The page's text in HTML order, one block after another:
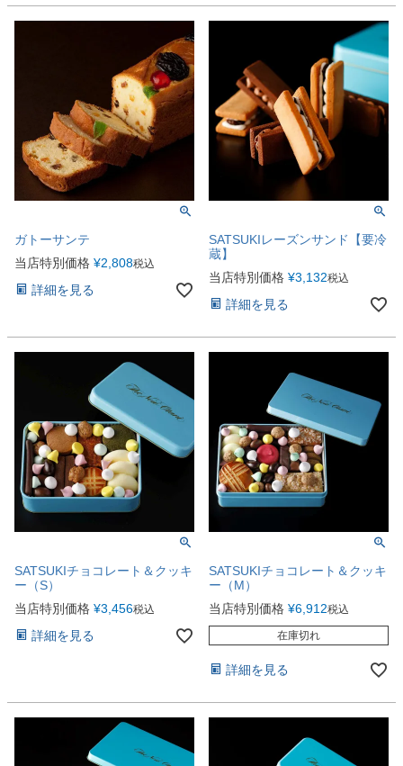
ガトーサンテ
当店特別価格 ¥2,808税込
詳細を見る
SATSUKIレーズンサンド【要冷
蔵】
当店特別価格 ¥3,132税込
詳細を見る
SATSUKIチョコレート＆クッキ
ー（S）
当店特別価格 ¥3,456税込
詳細を見る
SATSUKIチョコレート＆クッキ
ー（M）
当店特別価格 ¥6,912税込
在庫切れ
詳細を見る